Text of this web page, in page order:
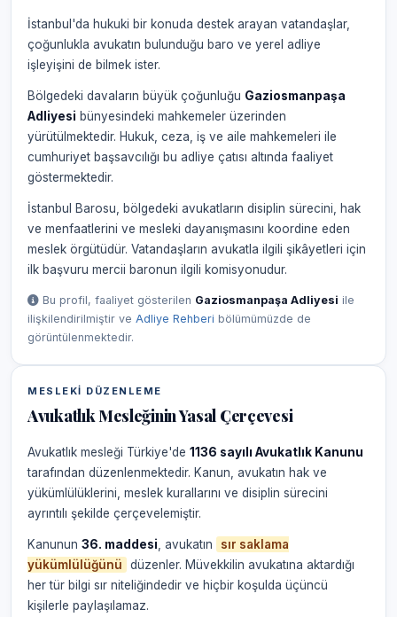
İstanbul'da hukuki bir konuda destek arayan vatandaşlar,
çoğunlukla avukatın bulunduğu baro ve yerel adliye
işleyişini de bilmek ister.
Bölgedeki davaların büyük çoğunluğu Gaziosmanpaşa
Adliyesi bünyesindeki mahkemeler üzerinden
yürütülmektedir. Hukuk, ceza, iş ve aile mahkemeleri ile
cumhuriyet başsavcılığı bu adliye çatısı altında faaliyet
göstermektedir.
İstanbul Barosu, bölgedeki avukatların disiplin sürecini, hak
ve menfaatlerini ve mesleki dayanışmasını koordine eden
meslek örgütüdür. Vatandaşların avukatla ilgili şikâyetleri için
ilk başvuru mercii baronun ilgili komisyonudur.
Bu profil, faaliyet gösterilen Gaziosmanpaşa Adliyesi ile
ilişkilendirilmiştir ve Adliye Rehberi bölümümüzde de
görüntülenmektedir.
MESLEKI DÜZENLEME
Avukatlık Mesleğinin Yasal Çerçevesi
Avukatlık mesleği Türkiye'de 1136 sayılı Avukatlık Kanunu
tarafından düzenlenmektedir. Kanun, avukatın hak ve
yükümlülüklerini, meslek kurallarını ve disiplin sürecini
ayrıntılı şekilde çerçevelemiştir.
Kanunun 36. maddesi , avukatın
sır saklama
yükümlülüğünü
düzenler. Müvekkilin avukatına aktardığı
her tür bilgi sır niteliğindedir ve hiçbir koşulda üçüncü
kişilerle paylaşılamaz.